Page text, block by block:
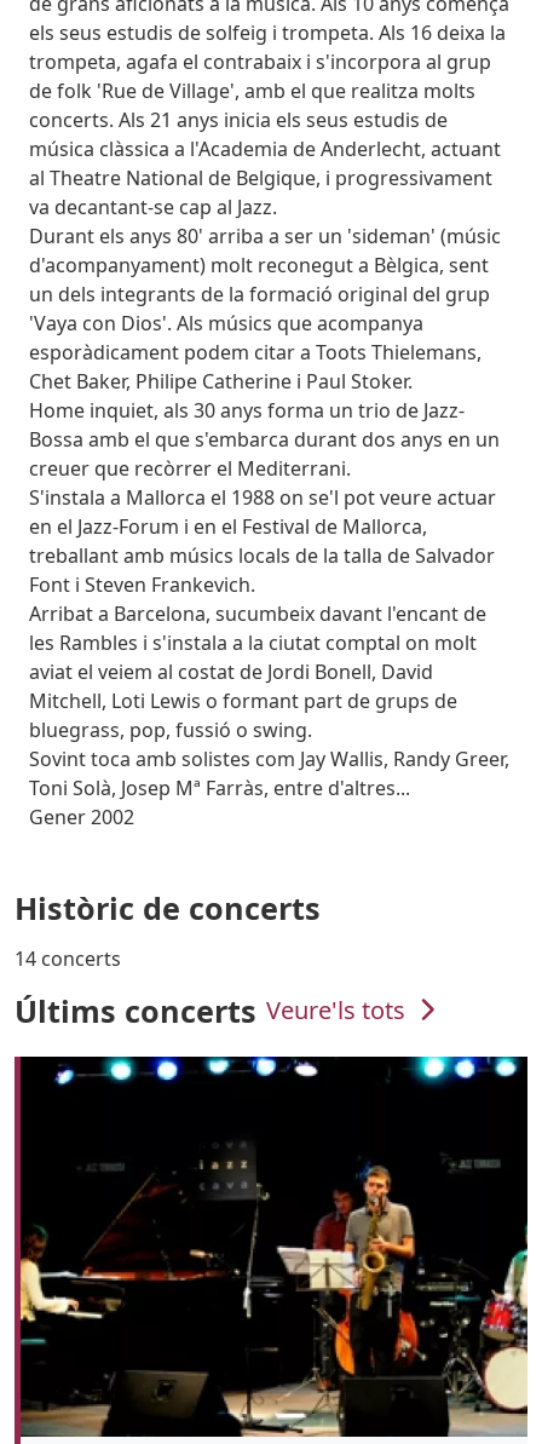
els seus estudis de solfeig i trompeta. Als 16 deixa la
trompeta, agafa el contrabaix i s'incorpora al grup
de folk 'Rue de Village', amb el que realitza molts
concerts. Als 21 anys inicia els seus estudis de
música clàssica a l'Academia de Anderlecht, actuant
al Theatre National de Belgique, i progressivament
va decantant-se cap al Jazz.
Durant els anys 80' arriba a ser un 'sideman' (músic
d'acompanyament) molt reconegut a Bèlgica, sent
un dels integrants de la formació original del grup
'Vaya con Dios'. Als músics que acompanya
esporàdicament podem citar a Toots Thielemans,
Chet Baker, Philipe Catherine i Paul Stoker.
Home inquiet, als 30 anys forma un trio de Jazz-
Bossa amb el que s'embarca durant dos anys en un
creuer que recòrrer el Mediterrani.
S'instala a Mallorca el 1988 on se'l pot veure actuar
en el Jazz-Forum i en el Festival de Mallorca,
treballant amb músics locals de la talla de Salvador
Font i Steven Frankevich.
Arribat a Barcelona, sucumbeix davant l'encant de
les Rambles i s'instala a la ciutat comptal on molt
aviat el veiem al costat de Jordi Bonell, David
Mitchell, Loti Lewis o formant part de grups de
bluegrass, pop, fussió o swing.
Sovint toca amb solistes com Jay Wallis, Randy Greer,
Toni Solà, Josep Mª Farràs, entre d'altres...
Gener 2002
Històric de concerts
14 concerts
Últims concerts Veure'ls tots